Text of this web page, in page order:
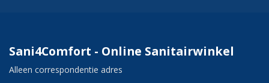
Sani4Comfort - Online Sanitairwinkel
Alleen correspondentie adres